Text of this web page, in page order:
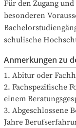
Für den Zugang
besonderen
schulische
Anmerkungen zu
1. Abitur oder
2. Fachspezifische
einem
3. Abgeschlossene
Jahre